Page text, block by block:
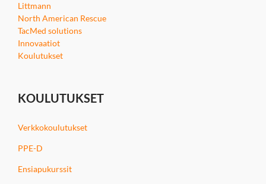
Littmann
North American Rescue
TacMed solutions
Innovaatiot
Koulutukset
KOULUTUKSET
Verkkokoulutukset
PPE-D
Ensiapukurssit